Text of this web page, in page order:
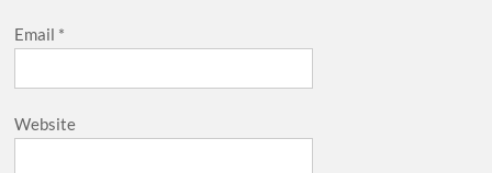
Email *
Website